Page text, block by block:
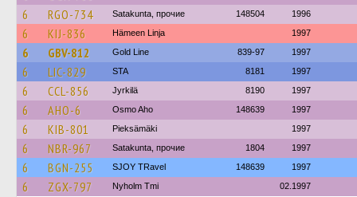
6 RGO-734 Satakunta, прочие 148504 1996
6 KIJ-836 Hämeen Linja 1997
6 GBV-812 Gold Line 839-97 1997
6 LIC-829 STA 8181 1997
6 CCL-856 Jyrkilä 8190 1997
6 AHO-6 Osmo Aho 148639 1997
6 KIB-801 Pieksämäki 1997
6 NBR-967 Satakunta, прочие 1804 1997
6 BGN-255 SJOY TRavel 148639 1997
6 ZGX-797 Nyholm Tmi 02.1997